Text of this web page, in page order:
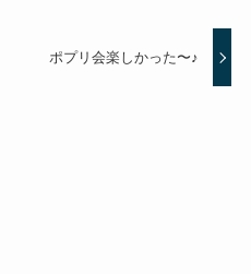
ポプリ会楽しかった〜♪